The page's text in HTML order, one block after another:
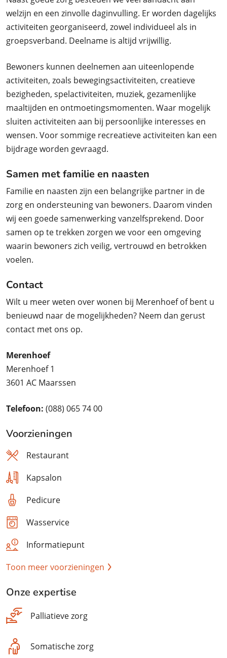
welzijn en een zinvolle daginvulling. Er worden dagelijks
activiteiten georganiseerd, zowel individueel als in
groepsverband. Deelname is altijd vrijwillig.
Bewoners kunnen deelnemen aan uiteenlopende
activiteiten, zoals bewegingsactiviteiten, creatieve
bezigheden, spelactiviteiten, muziek, gezamenlijke
maaltijden en ontmoetingsmomenten. Waar mogelijk
sluiten activiteiten aan bij persoonlijke interesses en
wensen. Voor sommige recreatieve activiteiten kan een
bijdrage worden gevraagd.
Samen met familie en naasten
Familie en naasten zijn een belangrijke partner in de
zorg en ondersteuning van bewoners. Daarom vinden
wij een goede samenwerking vanzelfsprekend. Door
samen op te trekken zorgen we voor een omgeving
waarin bewoners zich veilig, vertrouwd en betrokken
voelen.
Contact
Wilt u meer weten over wonen bij Merenhoef of bent u
benieuwd naar de mogelijkheden? Neem dan gerust
contact met ons op.
Merenhoef
Merenhoef 1
3601 AC Maarssen
Telefoon: (088) 065 74 00
Onze expertise
Palliatieve zorg
Somatische zorg
Voorzieningen
Restaurant
Kapsalon
Pedicure
Wasservice
Informatiepunt
Toon meer voorzieningen